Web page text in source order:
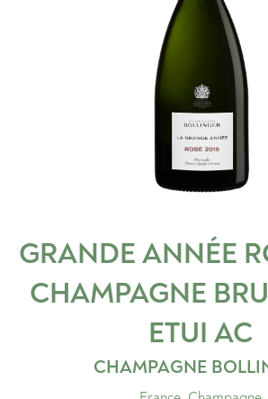
GRANDE ANNÉE
CHAMPAGNE
ETUI AC
CHAMPAGNE